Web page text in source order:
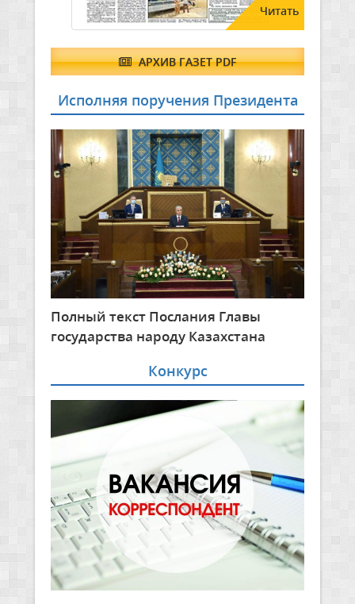
Читать
АРХИВ ГАЗЕТ PDF
Исполняя поручения Президента
Полный текст Послания Главы
государства народу Казахстана
Конкурс